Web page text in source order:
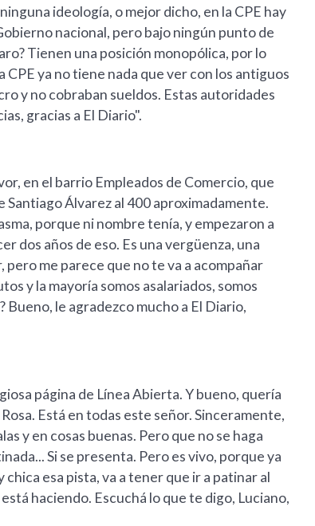
ideología, o mejor dicho, en la CPE hay
nacional, pero bajo ningún punto de
Tienen una posición monopólica, por lo
ya no tiene nada que ver con los antiguos
y no cobraban sueldos. Estas autoridades
gracias a El Diario".
en el barrio Empleados de Comercio, que
Santiago Álvarez al 400 aproximadamente.
porque ni nombre tenía, y empezaron a
dos años de eso. Es una vergüenza, una
me parece que no te va a acompañar
y la mayoría somos asalariados, somos
le agradezco mucho a El Diario,
página de Línea Abierta. Y bueno, quería
Está en todas este señor. Sinceramente,
y en cosas buenas. Pero que no se haga
Si se presenta. Pero es vivo, porque ya
esa pista, va a tener que ir a patinar al
haciendo. Escuchá lo que te digo, Luciano,